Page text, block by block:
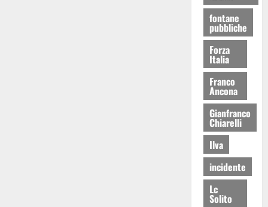
fontane
pubbliche
Forza
Italia
Franco
Ancona
Gianfranco
Chiarelli
Ilva
incidente
Lc
Solito